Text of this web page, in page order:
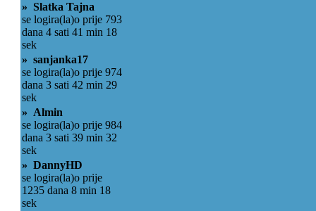
» Slatka Tajna
se logira(la)o prije 793
dana 4 sati 41 min 18
sek
» sanjanka17
se logira(la)o prije 974
dana 3 sati 42 min 29
sek
» Almin
se logira(la)o prije 984
dana 3 sati 39 min 32
sek
» DannyHD
se logira(la)o prije
1235 dana 8 min 18
sek